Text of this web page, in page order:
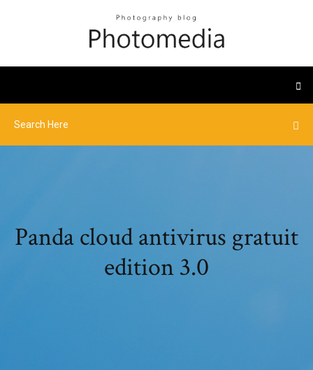
Panda cloud antivirus gratuit
edition 3.0